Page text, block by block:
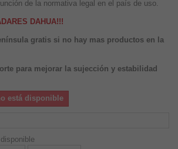
de la normativa legal en el país de uso.
DAHUA!!!
gratis si no hay mas productos en la
para mejorar la sujección y estabilidad
está disponible